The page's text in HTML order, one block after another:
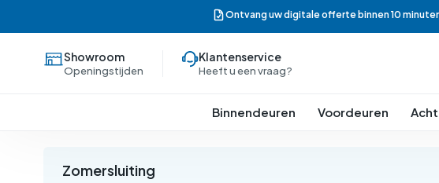
Ontvang uw digitale offerte binnen 10
Showroom
Openingstijden
Klantenservice
Heeft u een vraag?
Binnendeuren Voordeuren
Zomersluiting